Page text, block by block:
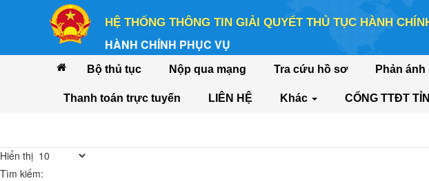
HỆ THỐNG THÔNG TIN GIẢI QUYẾT THỦ TỤC HÀNH
HÀNH CHÍNH PHỤC VỤ
Bộ thủ tục Nộp qua mạng Tra cứu hồ sơ Phản
Thanh toán trực tuyến LIÊN HỆ Khác CỔNG TTĐT
Hiển thị
Tìm kiếm: